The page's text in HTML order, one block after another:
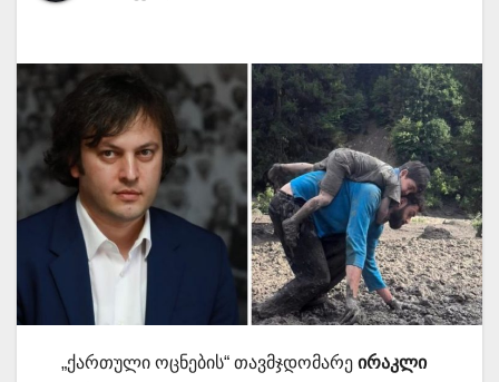
„ქართული ოცნების“ თავმჯდომარე ირაკლი